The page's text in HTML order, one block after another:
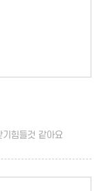
힘들것 같아요